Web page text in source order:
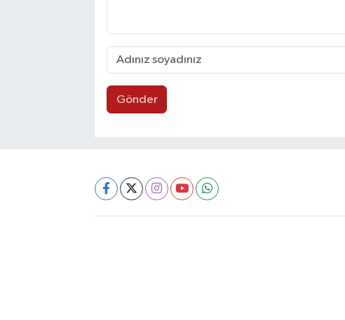
Gönder